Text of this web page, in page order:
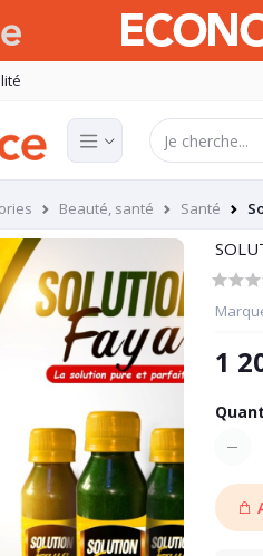
Beauté, santé Santé
1